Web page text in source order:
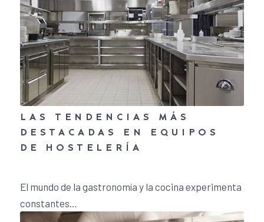
LAS TENDENCIAS MÁS
DESTACADAS EN EQUIPOS
DE HOSTELERÍA
El mundo de la gastronomía y la cocina experimenta
constantes…